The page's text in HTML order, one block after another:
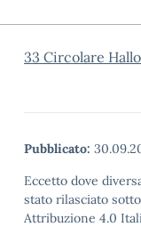
33 Circolare
Pubblicato:
Eccetto dove
stato rilasciato
Attribuzione 4.0